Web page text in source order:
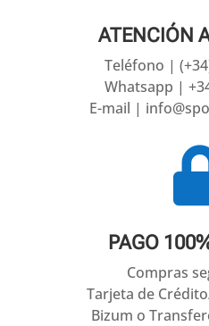
ATENCIÓN
Teléfono |
Whatsapp |
E-mail |
PAGO
Compras
Tarjeta de
Bizum o